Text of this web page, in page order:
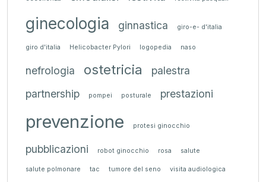
ginecologia ginnastica giro-e- d'italia
giro d'italia Helicobacter Pylori logopedia naso
nefrologia ostetricia
palestra
partnership
pompei posturale prestazioni
prevenzione protesi ginocchio
pubblicazioni robot ginocchio rosa salute
salute polmonare tac tumore del seno visita audiologica